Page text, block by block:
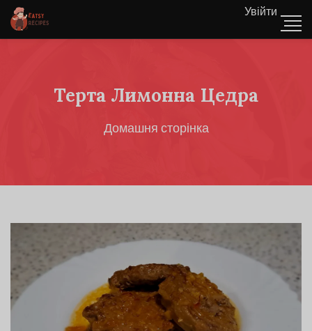
Увійти
Терта Лимонна Цедра
Домашня сторінка